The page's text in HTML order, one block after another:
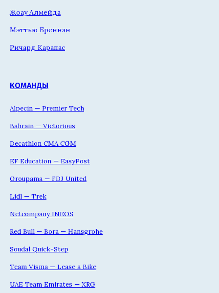
Жоау Алмейда
Мэттью Бреннан
Ричард Карапас
КОМАНДЫ
Alpecin — Premier Tech
Bahrain — Victorious
Decathlon CMA CGM
EF Education — EasyPost
Groupama — FDJ United
Lidl — Trek
Netcompany INEOS
Red Bull — Bora — Hansgrohe
Soudal Quick-Step
Team Visma — Lease a Bike
UAE Team Emirates — XRG